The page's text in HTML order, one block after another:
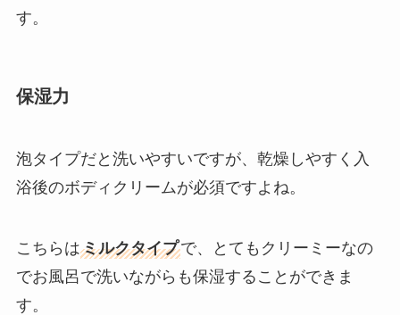
す。
保湿力
泡タイプだと洗いやすいですが、乾燥しやすく入
浴後のボディクリームが必須ですよね。
こちらはミルクタイプで、とてもクリーミーなの
でお風呂で洗いながらも保湿することができま
す。